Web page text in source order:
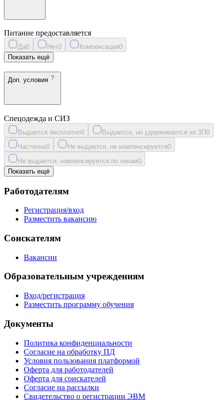
Питание предоставляется
Да0 Нет0 Компенсация0
Показать ещё
Доп. условия
Спецодежда и СИЗ
Выдается бесплатно0 Выдается, но удерживается из ЗП0
Частично0 Не выдается, не компенсируется0
Не выдается, компенсируется по чекам0
Показать ещё
Работодателям
Регистрация/вход
Разместить вакансию
Соискателям
Вакансии
Образовательным учреждениям
Вход/регистрация
Разместить программу обучения
Документы
Политика конфиденциальности
Согласие на обработку ПД
Условия пользования платформой
Оферта для работодателей
Оферта для соискателей
Согласие на рассылки
Свидетельство о регистрации ЭВМ